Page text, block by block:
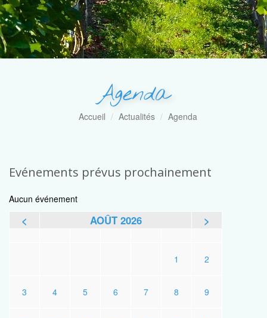
Agenda
Accueil Actualités Agenda
Evénements prévus prochainement
Aucun événement
< AOÛT 2026 >
1
2
3 4 5 6 7 8 9